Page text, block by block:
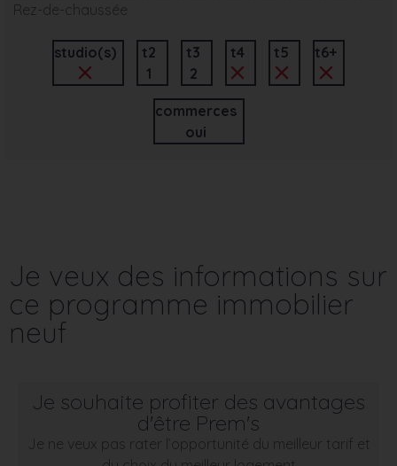
Rez-de-chaussée
studio(s)
t2
1
t3
2
t4 t5 t6+
commerces
oui
Je veux des informations sur
ce programme immobilier
neuf
Je souhaite profiter des avantages
d'être Prem's
Je ne veux pas rater l’opportunité du meilleur tarif et